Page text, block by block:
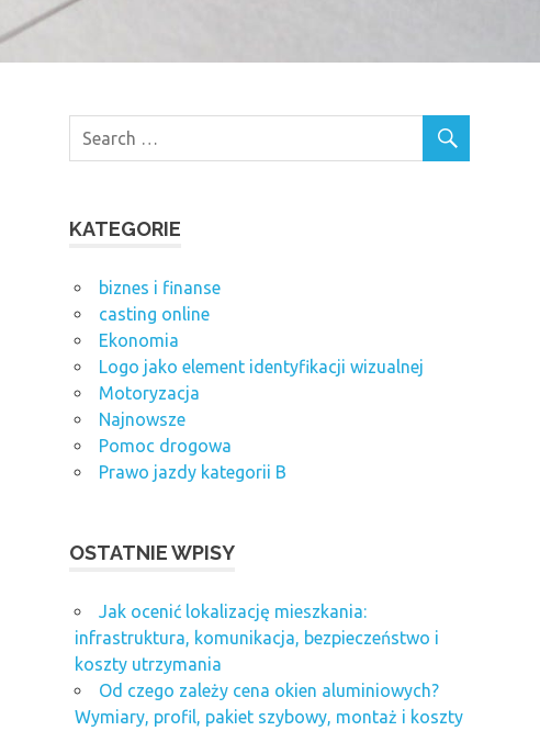
KATEGORIE
biznes i finanse
casting online
Ekonomia
Logo jako element identyfikacji wizualnej
Motoryzacja
Najnowsze
Pomoc drogowa
Prawo jazdy kategorii B
OSTATNIE WPISY
Jak ocenić lokalizację mieszkania:
infrastruktura, komunikacja, bezpieczeństwo i
koszty utrzymania
Od czego zależy cena okien aluminiowych?
Wymiary, profil, pakiet szybowy, montaż i koszty